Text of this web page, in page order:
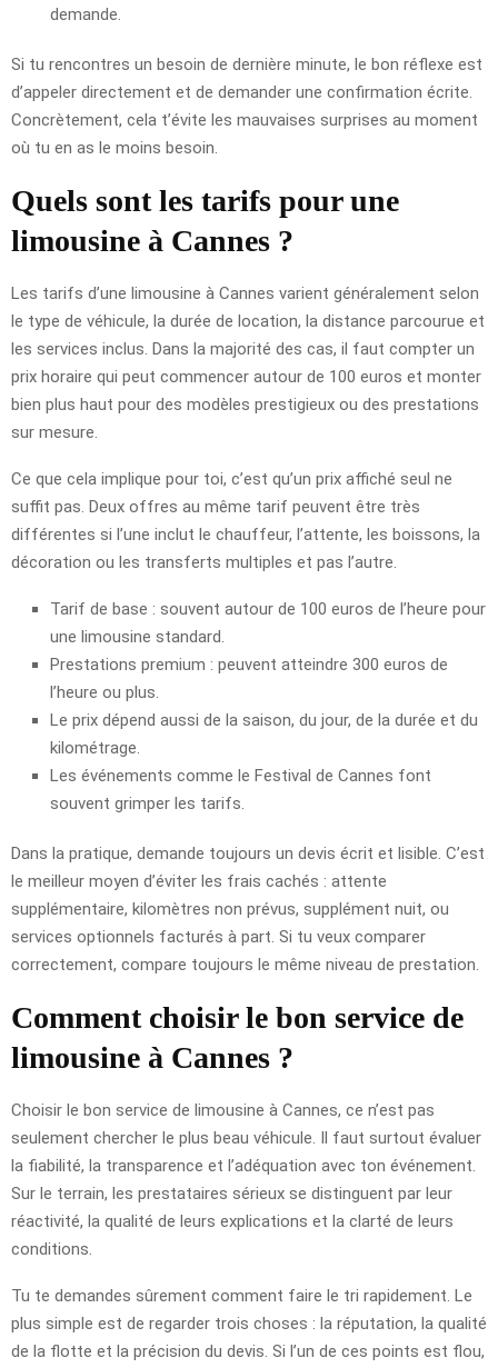
demande.
Si tu rencontres un besoin de dernière minute, le bon réflexe est
d’appeler directement et de demander une confirmation écrite.
Concrètement, cela t’évite les mauvaises surprises au moment
où tu en as le moins besoin.
Quels sont les tarifs pour une
limousine à Cannes ?
Les tarifs d’une limousine à Cannes varient généralement selon
le type de véhicule, la durée de location, la distance parcourue et
les services inclus. Dans la majorité des cas, il faut compter un
prix horaire qui peut commencer autour de 100 euros et monter
bien plus haut pour des modèles prestigieux ou des prestations
sur mesure.
Ce que cela implique pour toi, c’est qu’un prix affiché seul ne
suffit pas. Deux offres au même tarif peuvent être très
différentes si l’une inclut le chauffeur, l’attente, les boissons, la
décoration ou les transferts multiples et pas l’autre.
Tarif de base : souvent autour de 100 euros de l’heure pour
une limousine standard.
Prestations premium : peuvent atteindre 300 euros de
l’heure ou plus.
Le prix dépend aussi de la saison, du jour, de la durée et du
kilométrage.
Les événements comme le Festival de Cannes font
souvent grimper les tarifs.
Dans la pratique, demande toujours un devis écrit et lisible. C’est
le meilleur moyen d’éviter les frais cachés : attente
supplémentaire, kilomètres non prévus, supplément nuit, ou
services optionnels facturés à part. Si tu veux comparer
correctement, compare toujours le même niveau de prestation.
Comment choisir le bon service de
limousine à Cannes ?
Choisir le bon service de limousine à Cannes, ce n’est pas
seulement chercher le plus beau véhicule. Il faut surtout évaluer
la fiabilité, la transparence et l’adéquation avec ton événement.
Sur le terrain, les prestataires sérieux se distinguent par leur
réactivité, la qualité de leurs explications et la clarté de leurs
conditions.
Tu te demandes sûrement comment faire le tri rapidement. Le
plus simple est de regarder trois choses : la réputation, la qualité
de la flotte et la précision du devis. Si l’un de ces points est flou,